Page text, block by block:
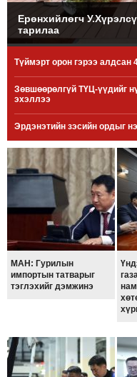
БИЗНЕС
МЭДЭЭ
НИЙСЛЭЛ
ТАНИН
МЭДЭХҮЙ
ТЕХНОЛОГИ
ЭРДЭНЭТ
ҮЙЛДВЭРИЙН
ЭРГЭН
ХАВРЫН
ЭРГЭН
ТОЙРОНД
"ОУВС"-
ТОЙРОНД
"ЖИ
Ерөнхийлөгч
тарилаа
Түймэрт орон гэрээ алдсан
Зөвшөөрөлгүй ТҮЦ-үүдийг
эхэллээ
Эрдэнэтийн зэсийн ордыг
МАН: Гурилын
импортын татварыг
тэглэхийг дэмжинэ